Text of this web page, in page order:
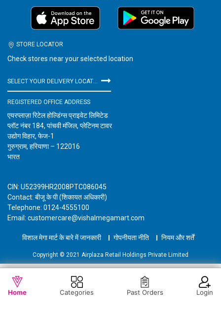
WISHLIST OUT OF STOCK
STORE LOCATOR
Check stores near your selected location
REGISTERED OFFICE ADDRESS
एयरप्लाज़ा रिटेल होल्डिंग्स प्राइवेट लिमिटेड
प्लॉट नंबर 184, पांचवी मंजिल, प्लेटिनम टावर
उद्योग विहार, फेज-1
गुरुग्राम, हरियाणा – 122016
भारत
CIN: U52399HR2008PTC086045
Contact: बीजू के पी (शिकायत अधिकारी)
Telephone: 0124-4555100
Email: customercare@vishalmegamart.com
विशाल मेगा मार्ट के बारे में जानकारी गोपनीयता नीति नियम और शर्तें
Copyright © 2021 Airplaza Retail Holdings Private Limited
Home Categories Past Orders Login